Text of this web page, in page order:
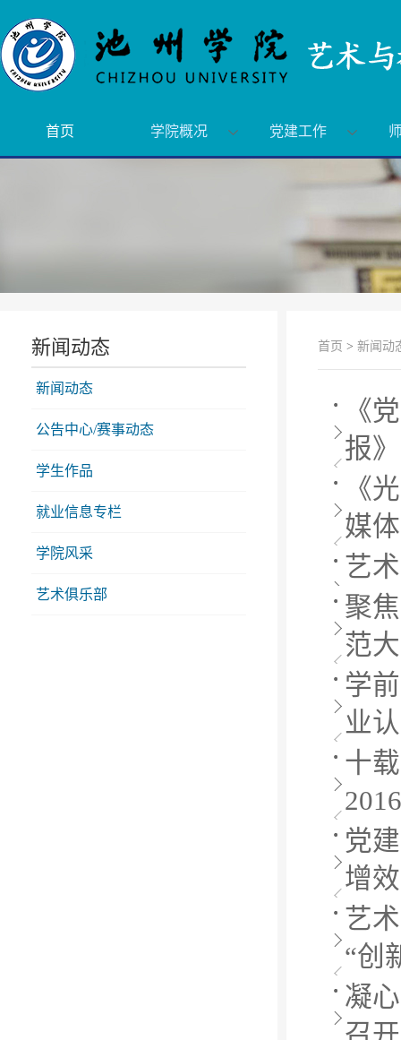
首页 学院概况 党建工作
新闻动态
新闻动态
公告中心/赛事动态
学生作品
就业信息专栏
学院风采
艺术俱乐部
首页 > 新闻动
《
报
《
媒
艺
聚
范
学
业
十
党
增效
艺
“创
凝